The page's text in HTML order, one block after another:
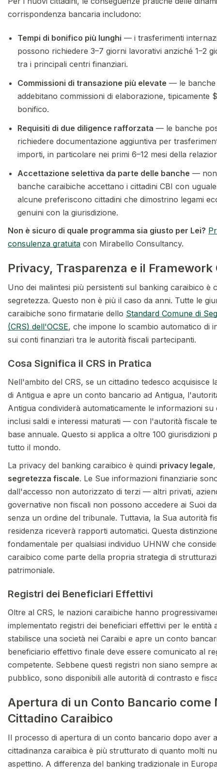
corrispondenza bancaria includono:
Tempi di bonifico più lunghi — i trasferimenti
possono richiedere 3–7 giorni lavorativi anziché 1–2
tra i principali centri finanziari.
Commissioni di transazione più elevate — le banche
addebitano commissioni di elaborazione, tipicamente
bonifico.
Requisiti di due diligence rafforzata — le banche
richiedere documentazione aggiuntiva per
importi, in particolare nei primi 6–12 mesi della
Accettazione selettiva da parte delle banche — non
banche caraibiche accettano i cittadini CBI con
alcune preferiscono cittadini che dimostrino legami
genuini con la giurisdizione.
Non è sicuro di quale programma sia giusto per Lei?
consulenza gratuita con Mirabello Consultancy.
Privacy, Trasparenza e il Framework
Uno dei malintesi più persistenti sul banking caraibico è
segretezza. Questo non è più il caso da anni. Tutte le
caraibiche sono firmatarie dello Standard Comune di
(CRS) dell'OCSE, che impone lo scambio automatico di
sui conti finanziari tra le autorità fiscali partecipanti.
Cosa Significa il CRS in Pratica
Nell'ambito del CRS, se un cittadino tedesco acquisisce
di Antigua e apre un conto bancario ad Antigua,
Antigua condividerà automaticamente le informazioni
inclusi saldi e interessi maturati — con l'autorità fiscale
base annuale. Questo si applica a oltre 100 giurisdizioni
tutto il mondo.
La privacy del banking caraibico è quindi privacy legale
segretezza fiscale. Le Sue informazioni finanziarie
dall'accesso non autorizzato di terzi — altri privati,
governative non fiscali non possono accedere ai Suoi
senza un ordine del tribunale. Tuttavia, la Sua autorità
residenza riceverà rapporti automatici. Questa
fondamentale per qualsiasi individuo UHNW che
caraibico come parte della propria strategia di
patrimoniale.
Registri dei Beneficiari Effettivi
Oltre al CRS, le nazioni caraibiche hanno
implementato registri dei beneficiari effettivi per le entità
stabilisce una società nei Caraibi e apre un conto
beneficiario effettivo finale deve essere comunicato al
competente. Sebbene questi registri non siano sempre
pubblico, sono disponibili alle autorità di contrasto e
Apertura di un Conto Bancario come
Cittadino Caraibico
Il processo di apertura di un conto bancario dopo aver
cittadinanza caraibica è più strutturato di quanto molti
aspettino. A differenza del banking tradizionale in